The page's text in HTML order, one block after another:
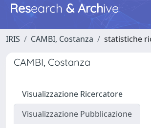
Research & Archive
IRIS CAMBI, Costanza statistiche
CAMBI, Costanza
Visualizzazione Ricercatore
Visualizzazione Pubblicazione